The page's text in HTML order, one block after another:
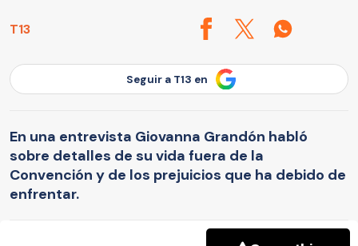
T13
Seguir a T13 en
En una entrevista Giovanna Grandón habló
sobre detalles de su vida fuera de la
Convención y de los prejuicios que ha debido de
enfrentar.